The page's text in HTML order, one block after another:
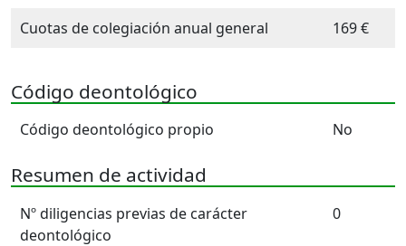
Cuotas de colegiación anual general
169 €
Código deontológico
Código deontológico propio No
Resumen de actividad
Nº diligencias previas de carácter
deontológico
0